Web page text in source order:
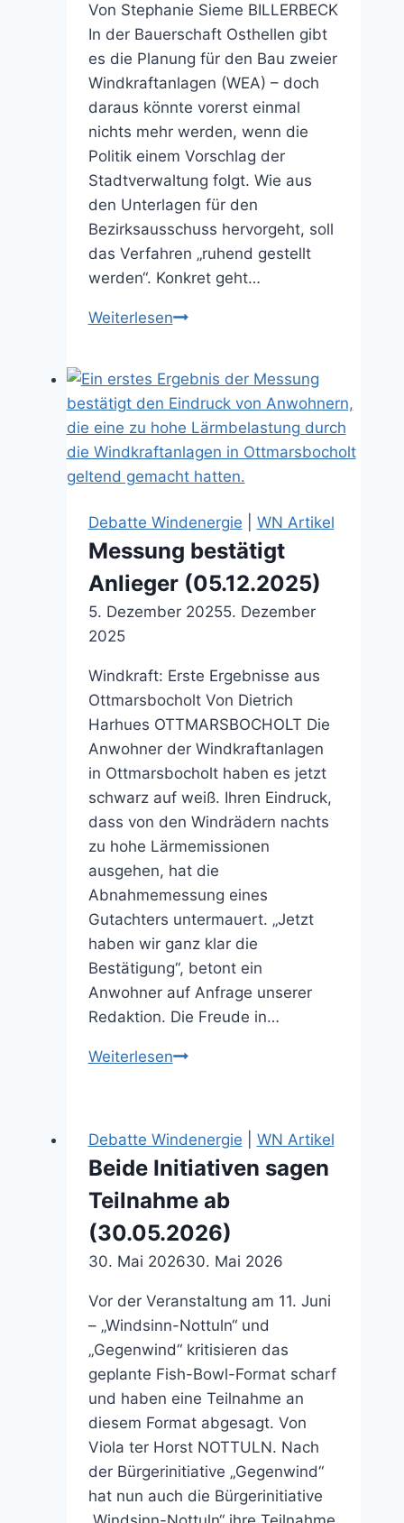
Von Stephanie Sieme BILLERBECK
In der Bauerschaft Osthellen gibt
es die Planung für den Bau zweier
Windkraftanlagen (WEA) – doch
daraus könnte vorerst einmal
nichts mehr werden, wenn die
Politik einem Vorschlag der
Stadtverwaltung folgt. Wie aus
den Unterlagen für den
Bezirksausschuss hervorgeht, soll
das Verfahren „ruhend gestellt
werden“. Konkret geht…
WeiterlesenNaturschutzbehörde
ein
(17.04.2026)
Debatte Windenergie WN Artikel
Messung bestätigt
Anlieger (05.12.2025)
5. Dezember 20255. Dezember
2025
Windkraft: Erste Ergebnisse aus
Ottmarsbocholt Von Dietrich
Harhues OTTMARSBOCHOLT Die
Anwohner der Windkraftanlagen
in Ottmarsbocholt haben es jetzt
schwarz auf weiß. Ihren Eindruck,
dass von den Windrädern nachts
zu hohe Lärmemissionen
ausgehen, hat die
Abnahmemessung eines
Gutachters untermauert. „Jetzt
haben wir ganz klar die
Bestätigung“, betont ein
Anwohner auf Anfrage unserer
Redaktion. Die Freude in…
WeiterlesenMessung
(05.12.2025)
Debatte Windenergie WN Artikel
Beide Initiativen sagen
Teilnahme ab
(30.05.2026)
30. Mai 202630. Mai 2026
Vor der Veranstaltung am 11. Juni
– „Windsinn-Nottuln“ und
„Gegenwind“ kritisieren das
geplante Fish-Bowl-Format scharf
und haben eine Teilnahme an
diesem Format abgesagt. Von
Viola ter Horst NOTTULN. Nach
der Bürgerinitiative „Gegenwind“
hat nun auch die Bürgerinitiative